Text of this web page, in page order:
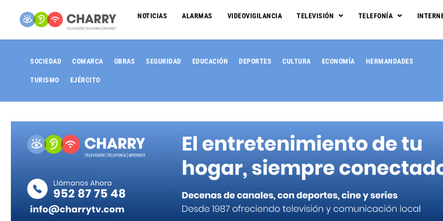
NOTICIAS ALARMAS VIDEOVIGILANCIA TELEVISIÓN TELEFONÍA
SOCIEDAD COMARCA OBRAS SEGURIDAD EDUCACIÓN DEPORTES CULTURA ECONOMÍA HERMANDADES
TURISMO EJÉRCITO